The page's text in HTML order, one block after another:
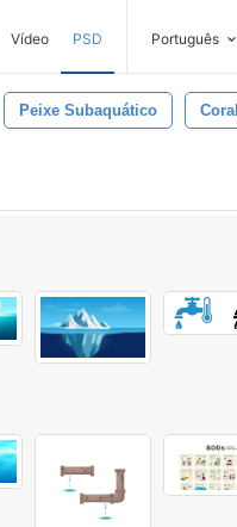
Vídeo PSD Português
Peixe Subaquático Coral